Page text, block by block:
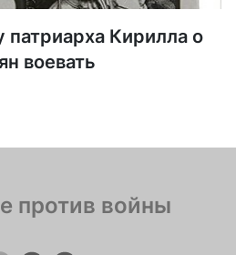
патриарха Кирилла о
воевать
против войны